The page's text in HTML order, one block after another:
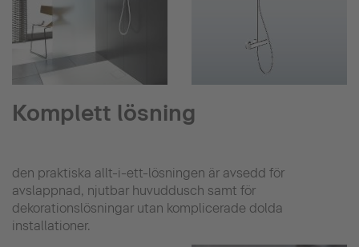
Komplett lösning
den praktiska allt-i-ett-lösningen är avsedd för
avslappnad, njutbar huvuddusch samt för
dekorationslösningar utan komplicerade dolda
installationer.